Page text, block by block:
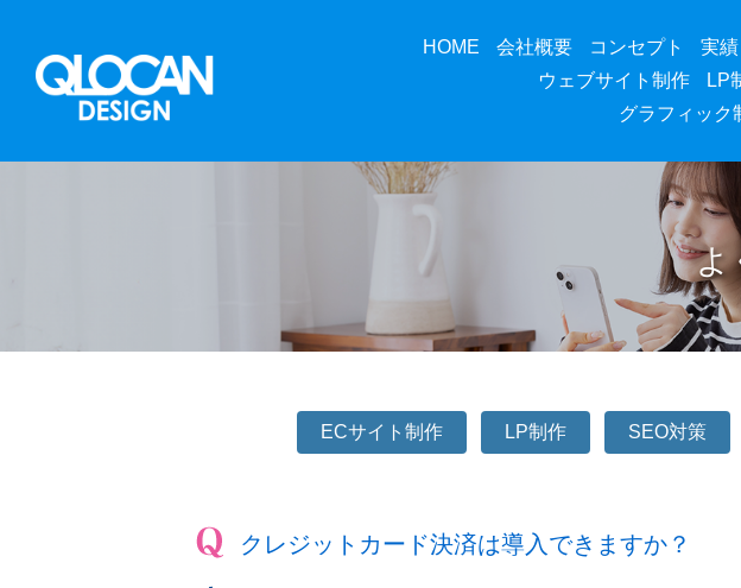
HOME 会社概要 コンセプト 実績
ウェブサイト制作
LP
グラフィック
よ
ECサイト制作 LP制作 SEO対策
クレジットカード決済は導入できますか？